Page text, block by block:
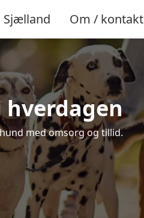
Sjælland Om / kontakt
med omsorg og tillid.